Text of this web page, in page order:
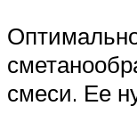
смеси. Ее